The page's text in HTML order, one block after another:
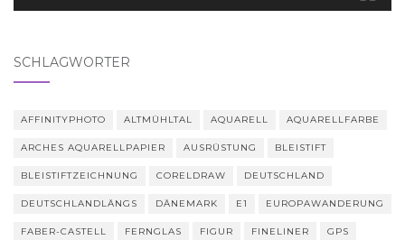
SCHLAGWÖRTER
AFFINITYPHOTO ALTMÜHLTAL AQUARELL AQUARELLFARBE
ARCHES AQUARELLPAPIER AUSRÜSTUNG BLEISTIFT
BLEISTIFTZEICHNUNG CORELDRAW DEUTSCHLAND
DEUTSCHLANDLÄNGS DÄNEMARK E1 EUROPAWANDERUNG
FABER-CASTELL FERNGLAS FIGUR FINELINER GPS